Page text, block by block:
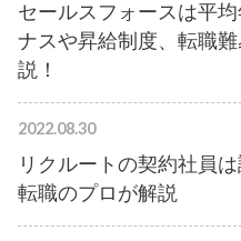
セールスフォースは平
ナスや昇給制度、転職
説！
2022.08.30
リクルートの契約社員
転職のプロが解説